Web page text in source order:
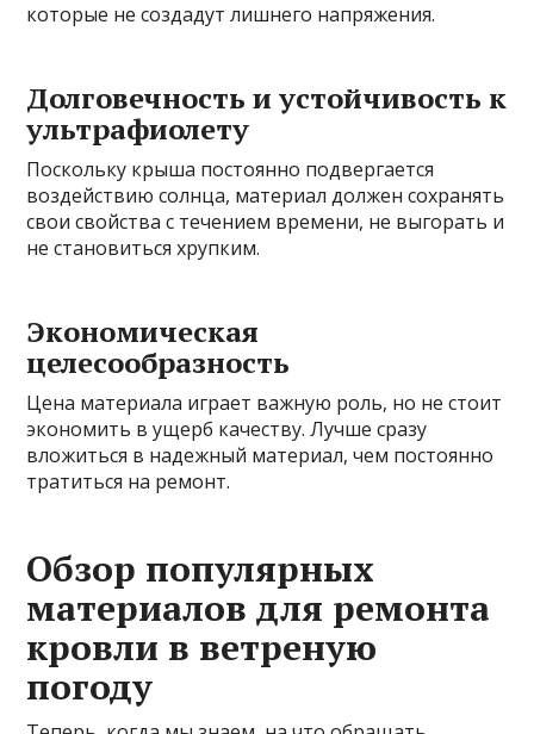
которые не создадут лишнего напряжения.
Долговечность и устойчивость к
ультрафиолету
Поскольку крыша постоянно подвергается
воздействию солнца, материал должен сохранять
свои свойства с течением времени, не выгорать и
не становиться хрупким.
Экономическая
целесообразность
Цена материала играет важную роль, но не стоит
экономить в ущерб качеству. Лучше сразу
вложиться в надежный материал, чем постоянно
тратиться на ремонт.
Обзор популярных
материалов для ремонта
кровли в ветреную
погоду